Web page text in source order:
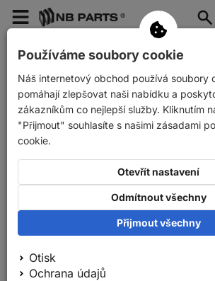
Menü
Náhradní díly pro osobní automobily
Náhradní díly pro automobilové přívěsy
Zpět Náhradní díly pro osobní automobily
Používáme soubory cookie
Náš internetový obchod používá soubory
pomáhají zlepšovat naši nabídku a
zákazníkům co nejlepší služby. Kliknutím
"Přijmout" souhlasíte s našimi zásadami
cookie.
Otevřít nastavení
Odmítnout všechny
Přijmout všechny
Otisk
Ochrana údajů